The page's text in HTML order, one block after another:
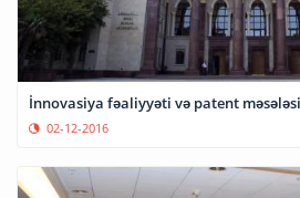
İnnovasiya fəaliyyəti və patent
02-12-2016